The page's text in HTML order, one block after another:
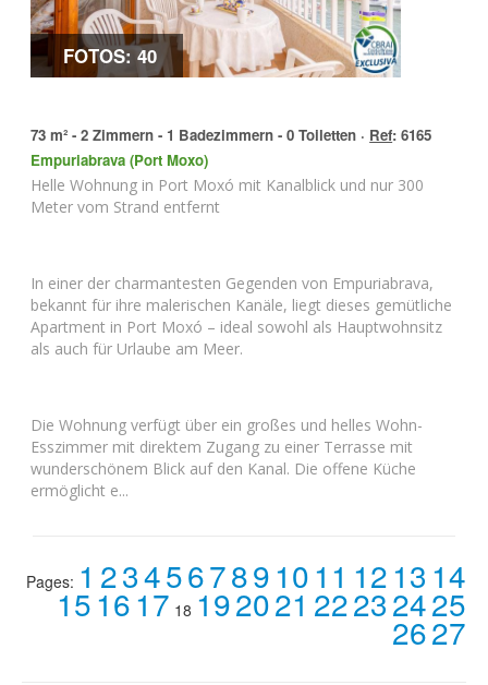
FOTOS: 40
73 m² - 2 Zimmern - 1 Badezimmern - 0 Toiletten · Ref: 6165
Empuriabrava (Port Moxo)
Helle Wohnung in Port Moxó mit Kanalblick und nur 300
Meter vom Strand entfernt
In einer der charmantesten Gegenden von Empuriabrava,
bekannt für ihre malerischen Kanäle, liegt dieses gemütliche
Apartment in Port Moxó – ideal sowohl als Hauptwohnsitz
als auch für Urlaube am Meer.
Die Wohnung verfügt über ein großes und helles Wohn-
Esszimmer mit direktem Zugang zu einer Terrasse mit
wunderschönem Blick auf den Kanal. Die offene Küche
ermöglicht e...
Pages: 1 234567891011 1213 14
151617 18 192021 22232425
2627